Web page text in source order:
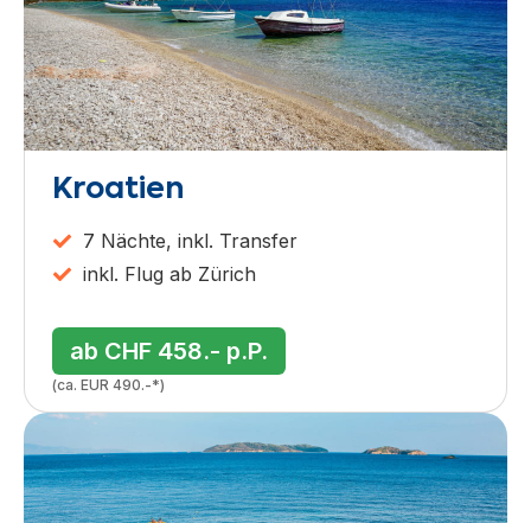
Kroatien
7 Nächte, inkl. Transfer
inkl. Flug ab Zürich
ab CHF 458.- p.P.
(ca. EUR 490.-*)